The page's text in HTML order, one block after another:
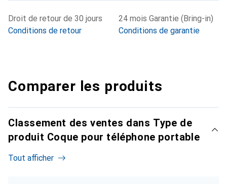
Droit de retour de 30 jours
Conditions de retour
24 mois Garantie (Bring-in)
Conditions de garantie
Comparer les produits
Classement des ventes dans Type de
produit Coque pour téléphone portable
Tout afficher